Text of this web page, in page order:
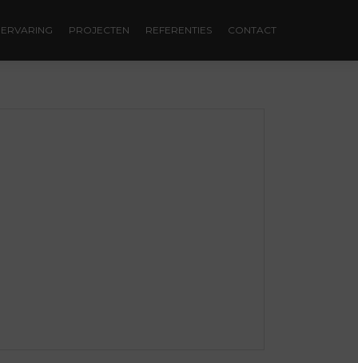
ERVARING PROJECTEN REFERENTIES CONTACT